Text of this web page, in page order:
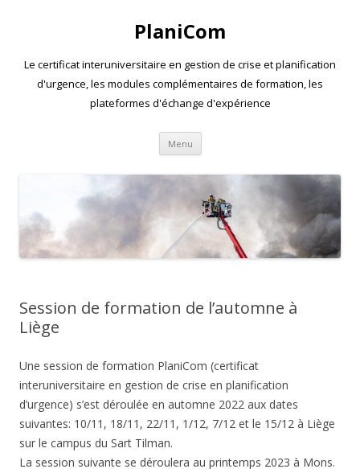
PlaniCom
Le certificat interuniversitaire en gestion de crise et planification
d'urgence, les modules complémentaires de formation, les
plateformes d'échange d'expérience
Menu Aller
contenu
Session de formation de l’automne à
Liège
Une session de formation PlaniCom (certificat
interuniversitaire en gestion de crise en planification
d’urgence) s’est déroulée en automne 2022 aux dates
suivantes: 10/11, 18/11, 22/11, 1/12, 7/12 et le 15/12 à Liège
sur le campus du Sart Tilman.
La session suivante se déroulera au printemps 2023 à Mons.